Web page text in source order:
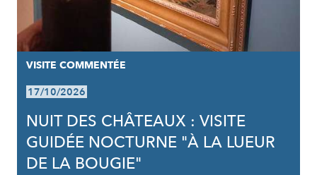
VISITE COMMENTÉE
17/10/2026
NUIT DES CHÂTEAUX : VISITE
GUIDÉE NOCTURNE "À LA LUEUR
DE LA BOUGIE"